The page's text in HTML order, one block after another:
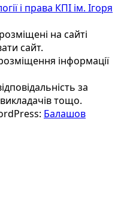
і права КПІ ім. Ігоря
на сайті
сайт.
інформації
за
тощо.
Балашов